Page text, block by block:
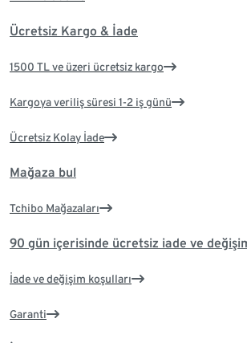
Ücretsiz Kargo & İade
1500 TL ve üzeri ücretsiz kargo
Kargoya veriliş süresi 1-2 iş günü
Ücretsiz Kolay İade
Mağaza bul
Tchibo Mağazaları
90 gün içerisinde ücretsiz iade ve
İade ve değişim koşulları
Garanti